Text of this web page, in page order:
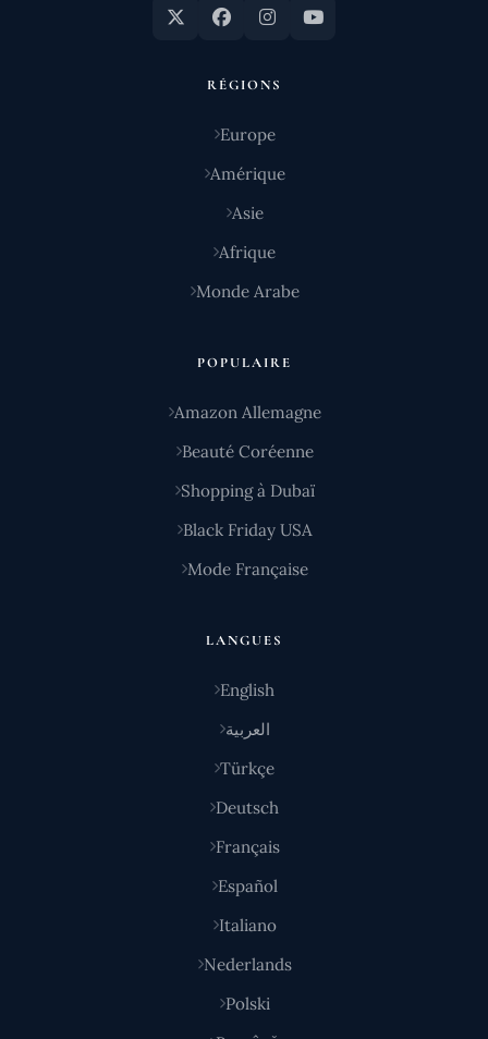
RÉGIONS
Europe
Amérique
Asie
Afrique
Monde Arabe
POPULAIRE
Amazon Allemagne
Beauté Coréenne
Shopping à Dubaï
Black Friday USA
Mode Française
LANGUES
English
العربية
Türkçe
Deutsch
Français
Español
Italiano
Nederlands
Polski